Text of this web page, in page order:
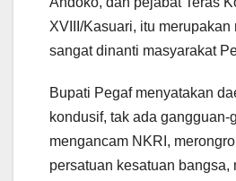
XVIII/Kasuari, itu merupakan
sangat dinanti masyarakat
Bupati Pegaf menyatakan
kondusif, tak ada gangguan-
mengancam NKRI,
persatuan kesatuan bangsa,